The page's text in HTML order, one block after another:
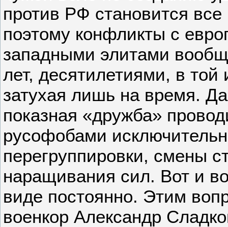
против РФ становится
поэтому конфликты с
западными элитами
лет, десятилетиями, в
затухая лишь на время.
показная «дружба»
русофобами
перегруппировки, смены
наращивания сил. Вот и
виде постоянно. Этим
военкор Александр